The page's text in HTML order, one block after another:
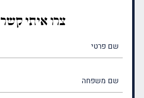
צרו איתי קשר
(חובה)
(חובה)